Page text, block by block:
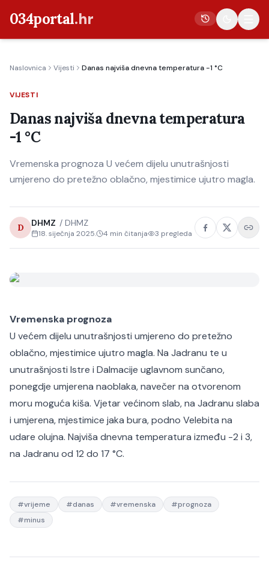
034portal.hr
Crna kronika
Poljoprivreda
Politika
Gospodarstvo
Život
Kultura
Sport
Naslovnica Vijesti Danas najviša dnevna temperatura -1 °C
VIJESTI
Danas najviša dnevna temperatura
-1 °C
Vremenska prognoza U većem dijelu unutrašnjosti
umjereno do pretežno oblačno, mjestimice ujutro magla.
D DHMZ / DHMZ
18. siječnja 2025. 4 min čitanja 3 pregleda
Vremenska prognoza
U većem dijelu unutrašnjosti umjereno do pretežno
oblačno, mjestimice ujutro magla. Na Jadranu te u
unutrašnjosti Istre i Dalmacije uglavnom sunčano,
ponegdje umjerena naoblaka, navečer na otvorenom
moru moguća kiša. Vjetar većinom slab, na Jadranu slaba
i umjerena, mjestimice jaka bura, podno Velebita na
udare olujna. Najviša dnevna temperatura između -2 i 3,
na Jadranu od 12 do 17 °C.
#vrijeme #danas #vremenska #prognoza
#minus